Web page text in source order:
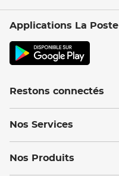
Applications La Poste
Restons connectés
Nos Services
Nos Produits